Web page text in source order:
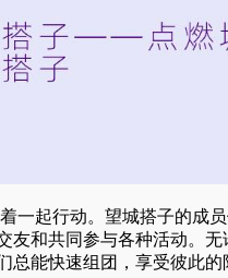
着一起行动。望城搭子的成
友和共同参与各种活动。无
能快速组团，享受彼此的